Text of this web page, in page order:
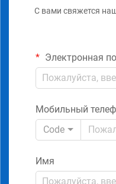
С вами свяжется
Электронная
Мобильный
Code
Имя